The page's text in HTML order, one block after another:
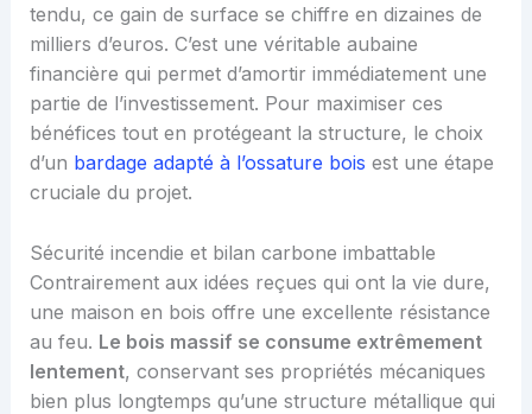
tendu, ce gain de surface se chiffre en dizaines de
milliers d’euros. C’est une véritable aubaine
financière qui permet d’amortir immédiatement une
partie de l’investissement. Pour maximiser ces
bénéfices tout en protégeant la structure, le choix
d’un bardage adapté à l’ossature bois est une étape
cruciale du projet.
Sécurité incendie et bilan carbone imbattable
Contrairement aux idées reçues qui ont la vie dure,
une maison en bois offre une excellente résistance
au feu. Le bois massif se consume extrêmement
lentement, conservant ses propriétés mécaniques
bien plus longtemps qu’une structure métallique qui